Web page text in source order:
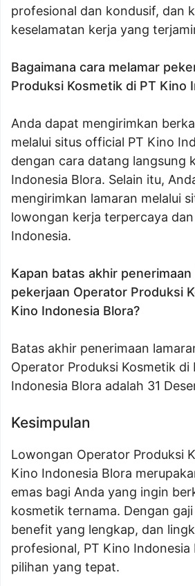
profesional dan kondusif, dan
keselamatan kerja yang
Bagaimana cara melamar
Produksi Kosmetik di PT Kino
Anda dapat mengirimkan
melalui situs official PT Kino
dengan cara datang langsung
Indonesia Blora. Selain itu,
mengirimkan lamaran melalui
lowongan kerja terpercaya
Indonesia.
Kapan batas akhir
pekerjaan Operator Produksi
Kino Indonesia Blora?
Batas akhir penerimaan
Operator Produksi Kosmetik di
Indonesia Blora adalah 31
Kesimpulan
Lowongan Operator Produksi
Kino Indonesia Blora
emas bagi Anda yang ingin
kosmetik ternama. Dengan
benefit yang lengkap, dan
profesional, PT Kino Indonesia
pilihan yang tepat.